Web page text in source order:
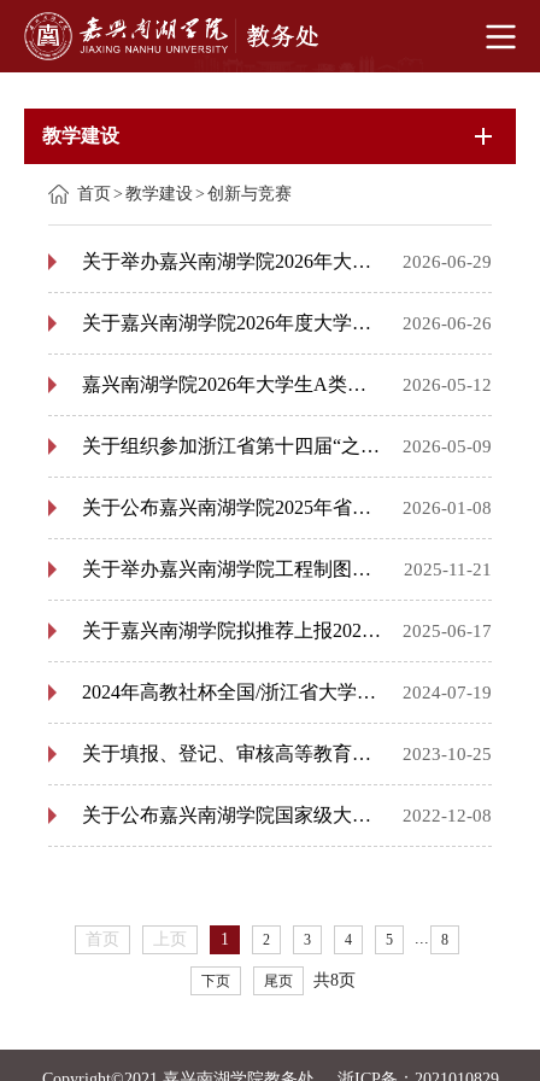
教学建设
首页 > 教学建设> 创新与竞赛
2026-06-29
关于举办嘉兴南湖学院2026年大学生乡村振兴创意大赛暨“建行裕农通杯”第九届浙江省大学生乡村振兴大赛的通知
2026-06-26
关于嘉兴南湖学院2026年度大学生创新创业训练计划项目名单的公示
2026-05-12
嘉兴南湖学院2026年大学生A类科技竞赛拟立项项目公示
2026-05-09
关于组织参加浙江省第十四届“之江竞帆杯”版权创意设计大赛的通知
2026-01-08
关于公布嘉兴南湖学院2025年省级大学生创新创业训练计划项目立项名单的通知
2025-11-21
关于举办嘉兴南湖学院工程制图竞赛的通知
2025-06-17
关于嘉兴南湖学院拟推荐上报2025年度省级大学生创新创业训练计划项目名单的公示
2024-07-19
2024年高教社杯全国/浙江省大学生数学建模竞赛校内选拔赛结果及获奖名单公示
2023-10-25
关于填报、登记、审核高等教育质量监测国家数据平台学生成果基本数据的通知
2022-12-08
关于公布嘉兴南湖学院国家级大学生创新创业训练计划2021年度项目结题验收结果的通知
首页 上页 1 2 3 4 5 ... 8
下页 尾页 共8页